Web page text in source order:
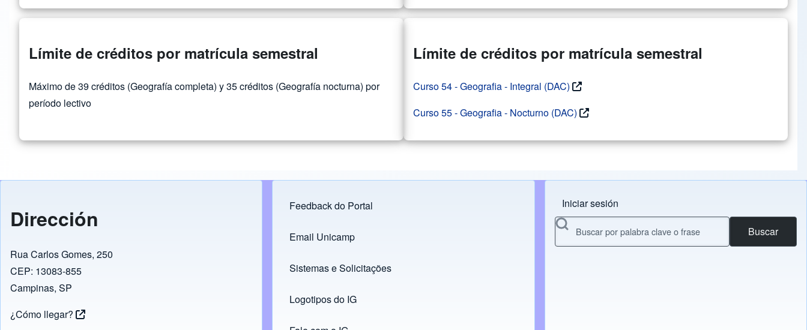
Límite de créditos por matrícula semestral
Máximo de 39 créditos (Geografía completa) y 35 créditos (Geografía nocturna) por
período lectivo
Límite de créditos por matrícula semestral
Curso 54 - Geografia - Integral (DAC)
Curso 55 - Geografia - Nocturno (DAC)
Dirección
Rua Carlos Gomes, 250
CEP: 13083-855
Campinas, SP
¿Cómo llegar?
Footer menu
Feedback do Portal
Links
Email Unicamp
(opens in new tab)
Sistemas e Solicitações
(opens in new tab)
Logotipos do IG
(opens in new tab)
Menu do usuário
Iniciar sesión
Buscar